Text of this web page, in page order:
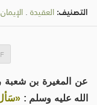
التصنيف: العقيدة .
عن المغيرة بن
الله عليه وسلم :